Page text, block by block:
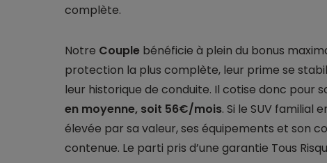
complète.
Notre Couplebénéficie à plein du bonus
protection la plus complète, leur prime se
leur historique de conduite. Il cotise donc pour
en moyenne, soit 56€/mois. Si le SUV familial
élevée par sa valeur, ses équipements et son
contenue. Le parti pris d’une garantie Tous